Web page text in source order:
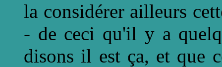
la considérer ailleurs
- de ceci qu'il y a
disons il est ça, et que